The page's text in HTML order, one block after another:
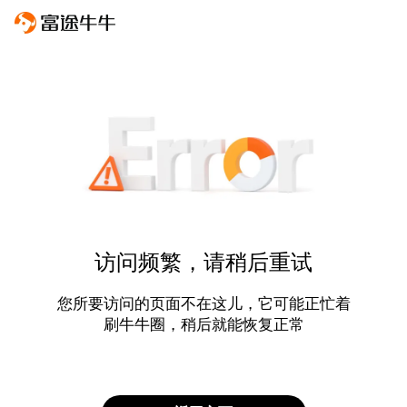
访问频繁，请稍后重试
您所要访问的页面不在这儿，它可能正忙着
刷牛牛圈，稍后就能恢复正常